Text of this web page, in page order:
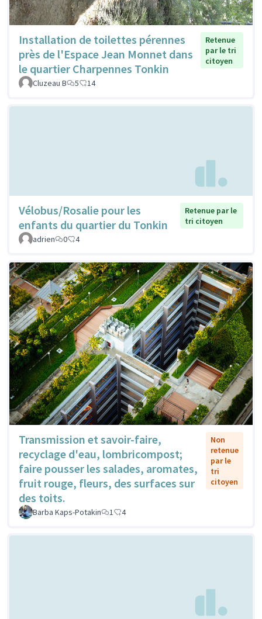
Installation de toilettes pérennes
près de l'Espace Jean Monnet dans
le quartier Charpennes Tonkin
Retenue
par le tri
citoyen
Cluzeau B 5 14
Vélobus/Rosalie pour les
enfants du quartier du Tonkin
Retenue par le
tri citoyen
adrien
0 4
Transmission et savoir-faire,
recyclage d'eau, lombricompost;
faire pousser les salades, aromates,
fruit rouge, fleurs, des surfaces sur
des toits.
Non
retenue
par le
tri
citoyen
Barba Kaps-Potakin 1 4